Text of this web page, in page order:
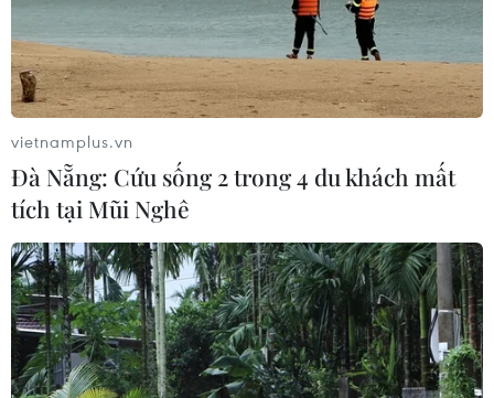
vietnamplus.vn
Đà Nẵng: Cứu sống 2 trong 4 du khách mất
tích tại Mũi Nghê